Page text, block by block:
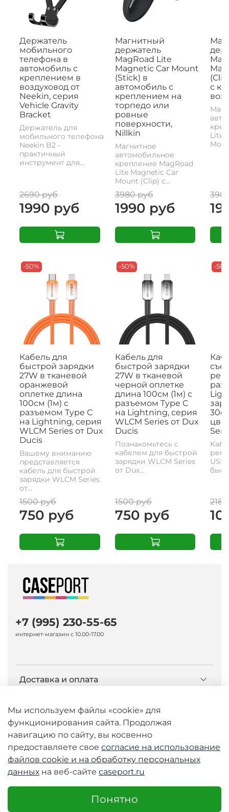
Держатель
мобильного
телефона в
автомобиль с
креплением в
воздуховод от
Neekin, серия
Vehicle Gravity
Bracket
Держатель для
мобильного телефона
Neekin B2 -
практичный
инструмент для...
2690 руб
1990 руб
Магнитный
держатель
MagRoad Lite
Magnetic Car Mount
(Stick) в
автомобиль с
креплением на
торпедо или
ровные
поверхности,
Nillkin
Магнитное
автомобильное
крепление MagRoad
Lite Magnetic Car
Mount (Clip) с...
3980 руб
1990 руб
с
Lite
-50%
Кабель для
быстрой зарядки
27W в тканевой
оранжевой
оплетке длина
100см (1м) с
разъемом Type C
на Lightning, серия
WLCM Series от Dux
Ducis
Вашему вниманию
представляется
кабель для быстрой
зарядки WLCM Series
от...
1500 руб
750 руб
-50%
Кабель для
быстрой зарядки
27W в тканевой
черной оплетке
длина 100см (1м) с
разъемом Type C
на Lightning, серия
WLCM Series от Dux
Ducis
Познакомьтесь с
кабелем для быстрой
зарядки WLCM Series
от Dux...
1500 руб
750 руб
-
Доставка и оплата
О компании Caseport
Бренд Nillkin
+7 (995) 230-55-65
интернет-магазин с 10.00-17.00
© 2026 Любое использование контента без
письменного разрешения запрещено
Мы используем файлы «cookie» для
функционирования сайта. Продолжая
навигацию по сайту, вы косвенно
предоставляете свое согласие на использование
файлов cookie и на обработку персональных
данных на веб-сайте caseport.ru
Понятно